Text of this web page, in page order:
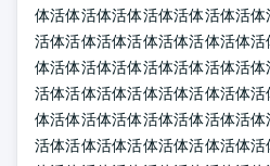
体活体活体活体活体活体活体活
活体活体活体活体活体活体活体
体活体活体活体活体活体活体活
活体活体活体活体活体活体活体
体活体活体活体活体活体活体活
活体活体活体活体活体活体活体